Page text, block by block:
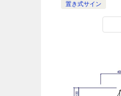
置き式サイン